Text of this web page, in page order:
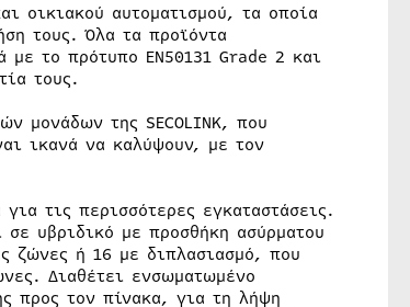
οικιακού αυτοματισμού, τα οποία
τους. Όλα τα προϊόντα
με το πρότυπο EN50131 Grade 2 και
τους.
μονάδων της SECOLINK, που
ικανά να καλύψουν, με τον
τις περισσότερες εγκαταστάσεις.
υβριδικό με προσθήκη ασύρματου
ζώνες ή 16 με διπλασιασμό, που
Διαθέτει ενσωματωμένο
προς τον πίνακα, για τη λήψη